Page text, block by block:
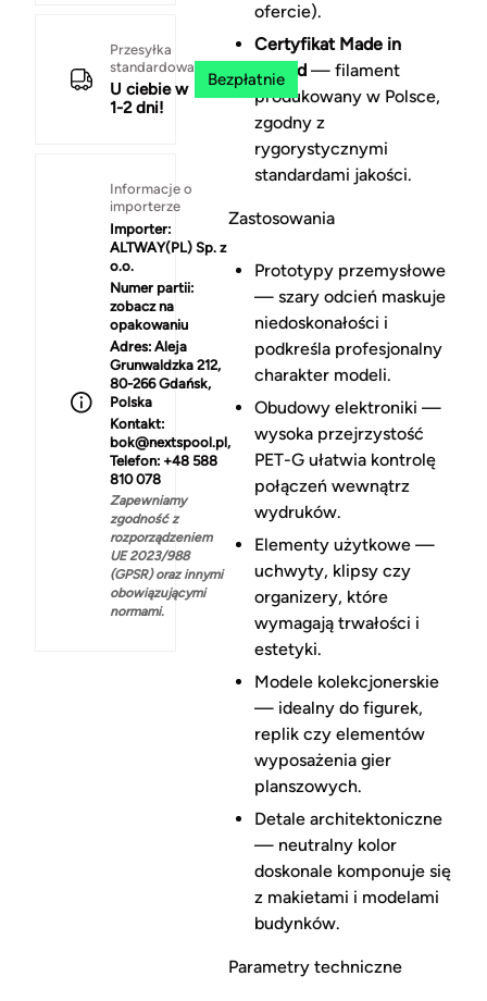
Przesyłka
standardowa
U ciebie w
1-2 dni!
Bezpłatnie
Informacje o
importerze
Importer:
ALTWAY(PL) Sp. z
o.o.
Numer partii:
zobacz na
opakowaniu
Adres: Aleja
Grunwaldzka 212,
80-266 Gdańsk,
Polska
Kontakt:
bok@nextspool.pl,
Telefon: +48 588
810 078
Zapewniamy
zgodność z
rozporządzeniem
UE 2023/988
(GPSR) oraz innymi
obowiązującymi
normami.
ofercie).
Certyfikat Made in
Poland— filament
produkowany w Polsce,
zgodny z
rygorystycznymi
standardami jakości.
Zastosowania
Prototypy przemysłowe
— szary odcień maskuje
niedoskonałości i
podkreśla profesjonalny
charakter modeli.
Obudowy elektroniki —
wysoka przejrzystość
PET-G ułatwia kontrolę
połączeń wewnątrz
wydruków.
Elementy użytkowe —
uchwyty, klipsy czy
organizery, które
wymagają trwałości i
estetyki.
Modele kolekcjonerskie
— idealny do figurek,
replik czy elementów
wyposażenia gier
planszowych.
Detale architektoniczne
— neutralny kolor
doskonale komponuje się
z makietami i modelami
budynków.
Parametry techniczne